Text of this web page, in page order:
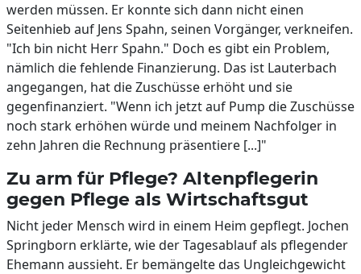
werden müssen. Er konnte sich dann nicht einen
Seitenhieb auf Jens Spahn, seinen Vorgänger, verkneifen.
"Ich bin nicht Herr Spahn." Doch es gibt ein Problem,
nämlich die fehlende Finanzierung. Das ist Lauterbach
angegangen, hat die Zuschüsse erhöht und sie
gegenfinanziert. "Wenn ich jetzt auf Pump die Zuschüsse
noch stark erhöhen würde und meinem Nachfolger in
zehn Jahren die Rechnung präsentiere [...]"
Zu arm für Pflege? Altenpflegerin
gegen Pflege als Wirtschaftsgut
Nicht jeder Mensch wird in einem Heim gepflegt. Jochen
Springborn erklärte, wie der Tagesablauf als pflegender
Ehemann aussieht. Er bemängelte das Ungleichgewicht